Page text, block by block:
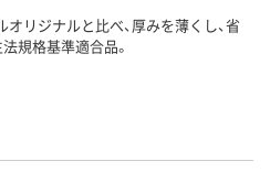
リジナルと比べ、厚みを薄くし、省
規格基準適合品。